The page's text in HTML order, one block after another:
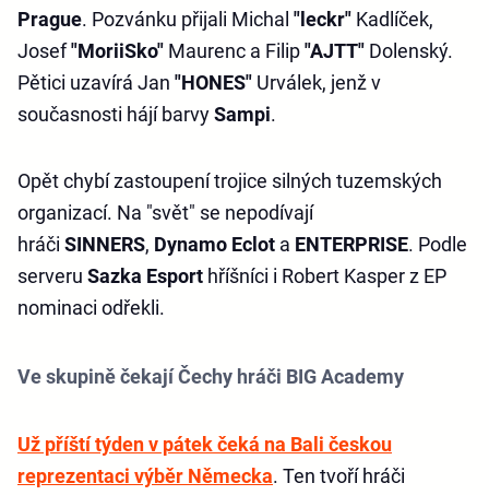
Prague. Pozvánku přijali Michal "leckr" Kadlíček,
Josef"MoriiSko" Maurenc a Filip"AJTT" Dolenský.
Pětici uzavírá Jan "HONES" Urválek, jenž v
současnosti hájí barvySampi.
Opět chybí zastoupení trojice silných tuzemských
organizací. Na "svět" se nepodívají
hráči SINNERS, Dynamo Eclot a ENTERPRISE. Podle
serveru Sazka Esport hříšníci i Robert Kasper z EP
nominaci odřekli.
Ve skupině čekají Čechy hráči BIG Academy
Už příští týden v pátek čeká na Bali českou
reprezentaci výběr Německa. Ten tvoří hráči